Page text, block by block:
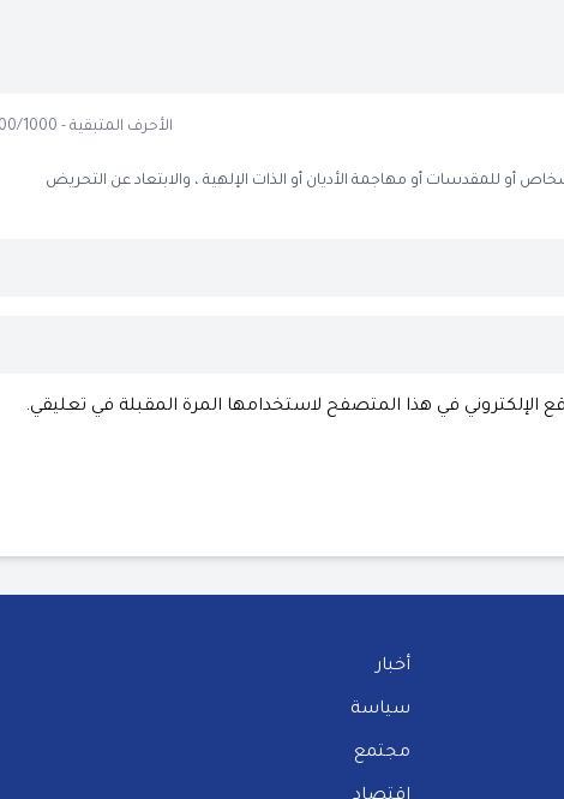
الأحرف المتبقية - 1000/1000
أو للمقدسات أو مهاجمة الأديان أو الذات الإلهية ، والابتعاد عن التحريض
الإلكتروني في هذا المتصفح لاستخدامها المرة المقبلة في تعليقي.
أخبار
سياسة
مجتمع